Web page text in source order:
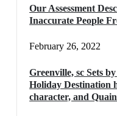
Our Assessment
Inaccurate People
February 26, 2022
Greenville, sc Sets
Holiday Destination
character, and